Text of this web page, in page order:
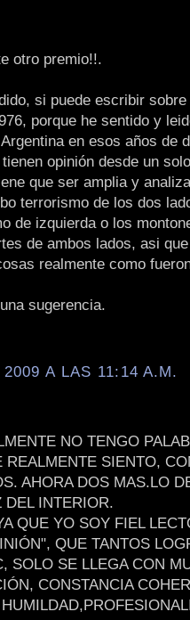
otro premio!!.
si puede escribir
porque he sentido y
en esos años de
opinión desde un
que ser amplia y
terrorismo de los dos
de izquierda o los
de ambos lados, asi
realmente como
sugerencia.
A LAS 11:14 A.M.
NO TENGO
REALMENTE SIENTO,
AHORA DOS MAS.LO
DEL INTERIOR.
QUE YO SOY FIEL
QUE TANTOS
SOLO SE LLEGA CON
CONSTANCIA